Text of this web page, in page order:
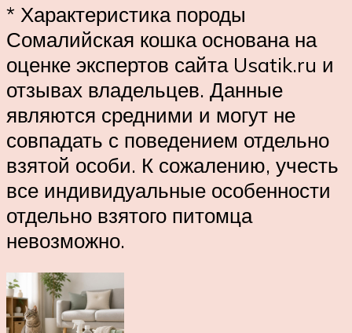
* Характеристика породы
Сомалийская кошка основана на
оценке экспертов сайта Usatik.ru и
отзывах владельцев. Данные
являются средними и могут не
совпадать с поведением отдельно
взятой особи. К сожалению, учесть
все индивидуальные особенности
отдельно взятого питомца
невозможно.